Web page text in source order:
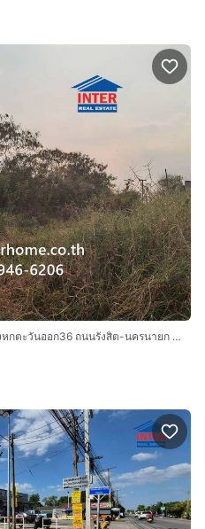
ที่ดินเปล่า 150.5 ตร.ว. ที่ดิน ซอยคลองหกตะวันออก36 ถนนรังสิต-นครนายก ถนนซอยคลองหกตะวันออก36 คลองหลวง ปทุมธานี